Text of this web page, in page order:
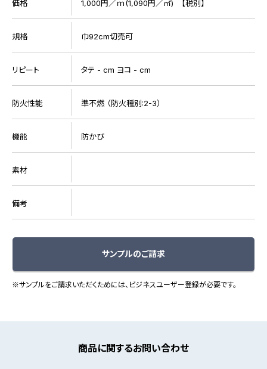
価格 1,000円／ｍ(1,090円／㎡) 【税別】
規格 巾92cm切売可
リピート タテ - cm ヨコ - cm
防火性能 準不燃 （防火種別:2-3）
機能 防かび
素材
備考
サンプルのご請求
※サンプルをご請求いただくためには、ビジネスユーザー登録が必要です。
商品に関するお問い合わせ